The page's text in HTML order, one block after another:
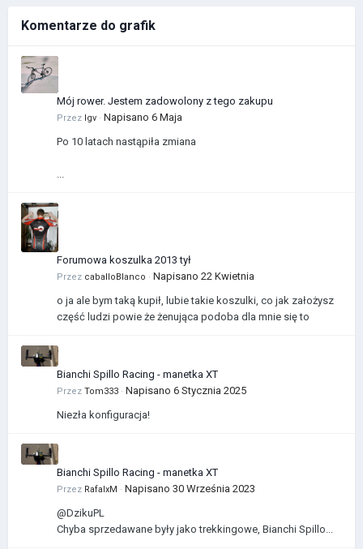
Komentarze do grafik
Mój rower. Jestem zadowolony z tego zakupu
Przez Igv · Napisano 6 Maja
Po 10 latach nastąpiła zmiana
Forumowa koszulka 2013 tył
Przez caballoBlanco · Napisano 22 Kwietnia
o ja ale bym taką kupił, lubie takie koszulki, co jak założysz
część ludzi powie że żenująca podoba dla mnie się to
Bianchi Spillo Racing - manetka XT
Przez Tom333 · Napisano 6 Stycznia 2025
Niezła konfiguracja!
Bianchi Spillo Racing - manetka XT
Przez RafalxM · Napisano 30 Września 2023
@DzikuPL
Chyba sprzedawane były jako trekkingowe, Bianchi Spillo...